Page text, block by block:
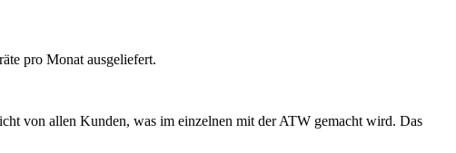
pro Monat ausgeliefert.
von allen Kunden, was im einzelnen mit der ATW gemacht wird. Das